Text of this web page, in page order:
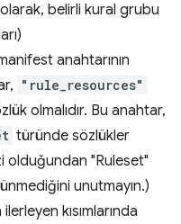
belirli kural grubu
anahtarının
"rule_resources"
olmalıdır. Bu anahtar,
türünde sözlükler
olduğundan "Ruleset"
unutmayın.)
kısımlarında